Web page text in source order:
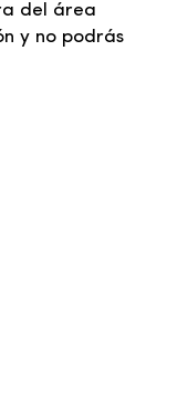
del área
y no podrás